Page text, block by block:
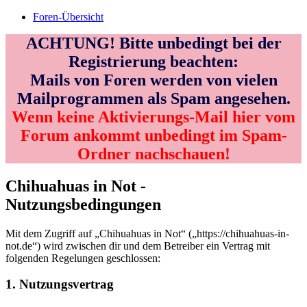
Foren-Übersicht
ACHTUNG! Bitte unbedingt bei der
Registrierung beachten:
Mails von Foren werden von vielen
Mailprogrammen als Spam angesehen.
Wenn keine Aktivierungs-Mail hier vom
Forum ankommt unbedingt im Spam-
Ordner nachschauen!
Chihuahuas in Not -
Nutzungsbedingungen
Mit dem Zugriff auf „Chihuahuas in Not“ („https://chihuahuas-in-
not.de“) wird zwischen dir und dem Betreiber ein Vertrag mit
folgenden Regelungen geschlossen:
1. Nutzungsvertrag